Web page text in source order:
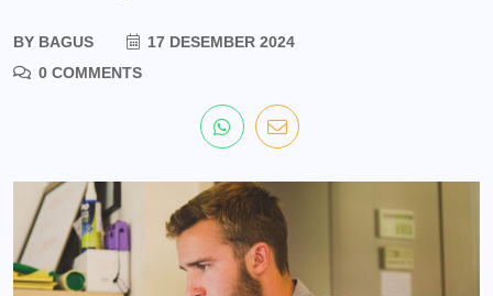
BY BAGUS
17 DESEMBER 2024
0 COMMENTS